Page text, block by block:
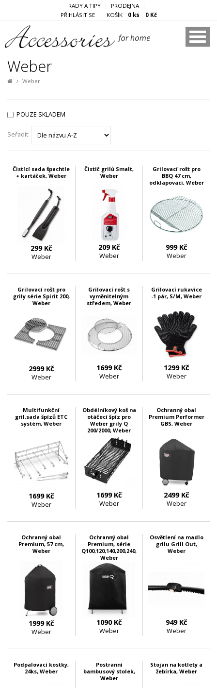
RADY A TIPY
PRODEJNA
PŘIHLÁSIT SE
KOŠÍK 0 ks 0 Kč
Weber
Weber
POUZE SKLADEM
Seřadit:
Čistící sada špachtle
+ kartáček, Weber
Čistič grilů Smalt,
Weber
Grilovací rošt pro
BBQ 47 cm,
odklapovací, Weber
299 Kč
Weber
209 Kč
Weber
999 Kč
Weber
Grilovací rošt pro
grily série Spirit 200,
Weber
Grilovací rošt s
vyměnitelným
středem, Weber
Grilovací rukavice
-1 pár, S/M, Weber
2999 Kč
Weber
1699 Kč
Weber
1299 Kč
Weber
Multifunkční
gril.sada špízů ETC
systém, Weber
Obdélníkový koš na
otáčecí špíz pro
Weber grily Q
200/2000, Weber
Ochranný obal
Premium Performer
GBS, Weber
1699 Kč
Weber
1699 Kč
Weber
2499 Kč
Weber
Ochranný obal
Premium, 57 cm,
Weber
Ochranný obal
Premium, série
Q100,120,140,200,240,
Weber
Osvětlení na madlo
grilu Grill Out,
Weber
1999 Kč
Weber
1090 Kč
Weber
949 Kč
Weber
Podpalovací kostky,
24ks, Weber
Postranní
bambusový stolek,
Weber
Stojan na kotlety a
žebírka, Weber